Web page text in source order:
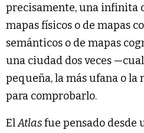
precisamente, una infinita
mapas físicos o de mapas
semánticos o de mapas
una ciudad dos veces
pequeña, la más ufana o
para comprobarlo.
ElAtlasfue pensado